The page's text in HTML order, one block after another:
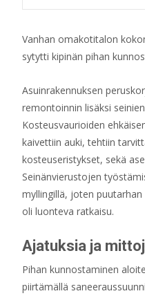
Vanhan omakotitalon
sytytti kipinän pihan
Asuinrakennuksen
remontoinnin lisäksi
Kosteusvaurioiden
kaivettiin auki, tehtiin
kosteuseristykset, sekä
Seinänvierustojen
myllingillä, joten
oli luonteva ratkaisu.
Ajatuksia ja
Pihan kunnostaminen
piirtämällä